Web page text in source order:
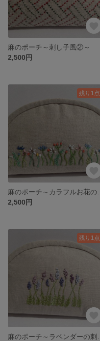
麻のポーチ～刺し子風②～
2,500円
残り1点
2,500円
残り1点